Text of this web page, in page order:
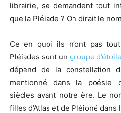
librairie, se demandent tout
que la Pléiade ? On dirait le
Ce en quoi ils n’ont pas
Pléiades sont ungroupe
dépend de la constellation
mentionné dans la poésie
siècles avant notre ère. Le
filles d’Atlas et de Pléioné